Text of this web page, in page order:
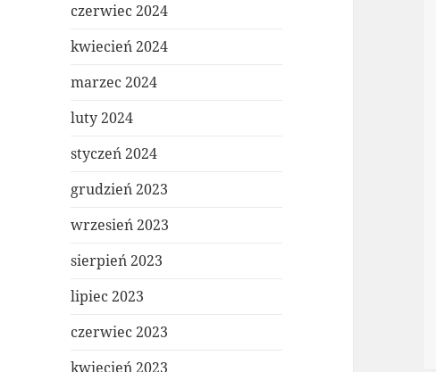
czerwiec 2024
kwiecień 2024
marzec 2024
luty 2024
styczeń 2024
grudzień 2023
wrzesień 2023
sierpień 2023
lipiec 2023
czerwiec 2023
kwiecień 2023